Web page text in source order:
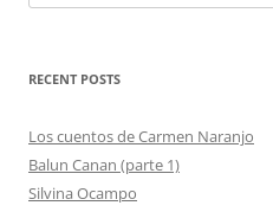
for:
RECENT POSTS
Los cuentos de Carmen Naranjo
Balun Canan (parte 1)
Silvina Ocampo